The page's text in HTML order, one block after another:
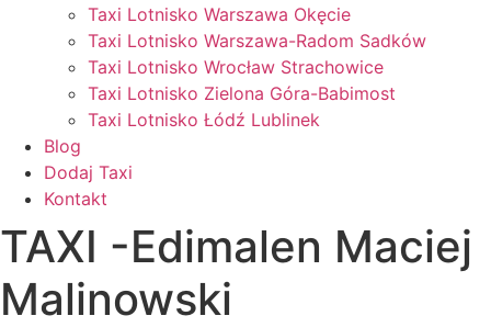
Taxi Lotnisko Warszawa Okęcie
Taxi Lotnisko Warszawa-Radom Sadków
Taxi Lotnisko Wrocław Strachowice
Taxi Lotnisko Zielona Góra-Babimost
Taxi Lotnisko Łódź Lublinek
Blog
Dodaj Taxi
Kontakt
TAXI -Edimalen Maciej
Malinowski